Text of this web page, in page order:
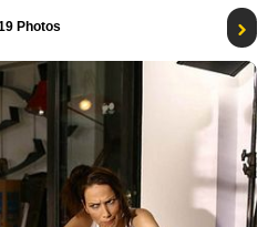
Photos